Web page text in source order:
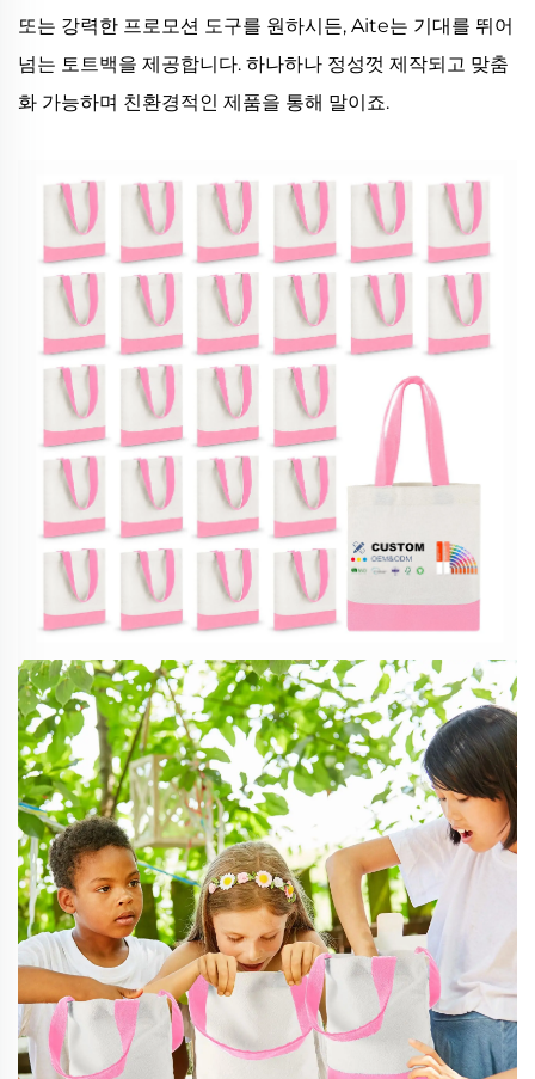
또는 강력한 프로모션 도구를 원하시든, Aite는 기대를 뛰어
넘는 토트백을 제공합니다. 하나하나 정성껏 제작되고 맞춤
화 가능하며 친환경적인 제품을 통해 말이죠.